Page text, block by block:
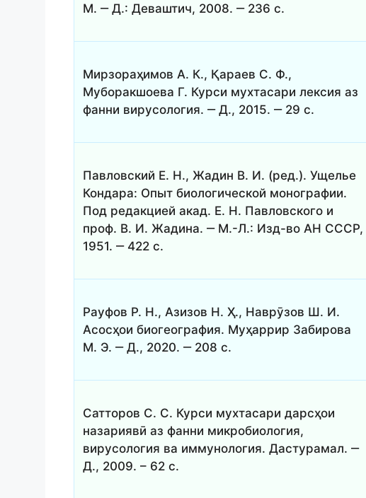
М. ‒ Д.: Деваштич, 2008. ‒ 236 с.
Мирзораҳимов А. К., Қараев С. Ф.,
Муборакшоева Г. Курси мухтасари лексия аз
фанни вирусология. ‒ Д., 2015. ‒ 29 с.
Павловский Е. Н., Жадин В. И. (ред.). Ущелье
Кондара: Опыт биологической монографии.
Под редакцией акад. Е. Н. Павловского и
проф. В. И. Жадина. ‒ М.-Л.: Изд-во АН СССР,
1951. ‒ 422 с.
Рауфов Р. Н., Азизов Н. Ҳ., Наврӯзов Ш. И.
Асосҳои биогеография. Муҳаррир Забирова
М. Э. ‒ Д., 2020. ‒ 208 с.
Сатторов С. С. Курси мухтасари дарсҳои
назариявӣ аз фанни микробиология,
вирусология ва иммунология. Дастурамал. ‒
Д., 2009. – 62 с.